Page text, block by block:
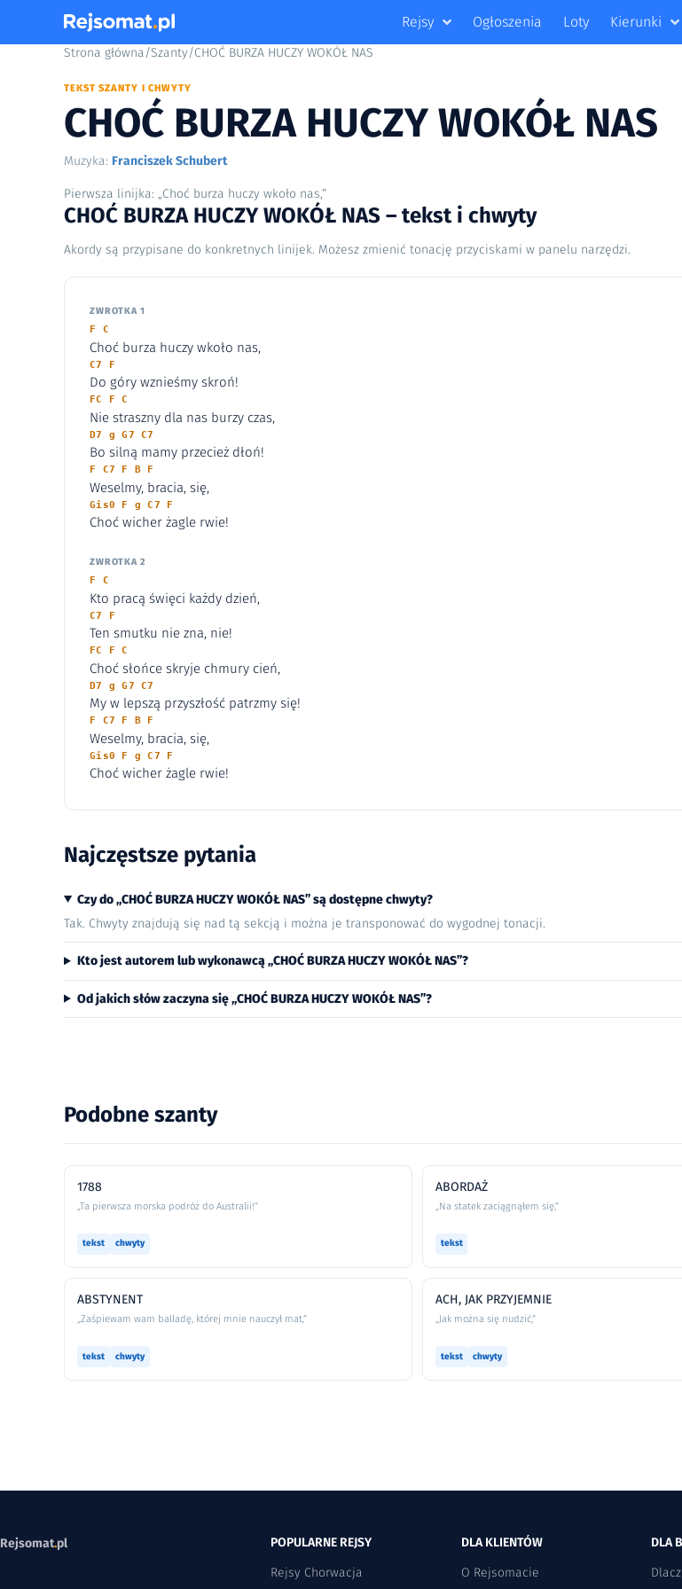
Rejsy Ogłoszenia Loty Kierunki
Strona główna/Szanty/CHOĆ BURZA HUCZY WOKÓŁ NAS
TEKST SZANTY I CHWYTY
CHOĆ BURZA HUCZY WOKÓŁ NAS
Muzyka: Franciszek Schubert
Pierwsza linijka: „Choć burza huczy wkoło nas,”
CHOĆ BURZA HUCZY WOKÓŁ NAS – tekst i chwyty
Akordy są przypisane do konkretnych linijek. Możesz zmienić tonację przyciskami w panelu narzędzi.
ZWROTKA 1
F C
Choć burza huczy wkoło nas,
C7 F
Do góry wznieśmy skroń!
FC F C
Nie straszny dla nas burzy czas,
D7 g G7 C7
Bo silną mamy przecież dłoń!
F C7 F B F
Weselmy, bracia, się,
Gis0 F g C7 F
Choć wicher żagle rwie!
ZWROTKA 2
F C
Kto pracą święci każdy dzień,
C7 F
Ten smutku nie zna, nie!
FC F C
Choć słońce skryje chmury cień,
D7 g G7 C7
My w lepszą przyszłość patrzmy się!
F C7 F B F
Weselmy, bracia, się,
Gis0 F g C7 F
Choć wicher żagle rwie!
Najczęstsze pytania
Czy do „CHOĆ BURZA HUCZY WOKÓŁ NAS” są dostępne chwyty?
Tak. Chwyty znajdują się nad tą sekcją i można je transponować do wygodnej tonacji.
Kto jest autorem lub wykonawcą „CHOĆ BURZA HUCZY WOKÓŁ NAS”?
Od jakich słów zaczyna się „CHOĆ BURZA HUCZY WOKÓŁ NAS”?
Podobne szanty
1788
„Ta pierwsza morska podróż do Australii!”
tekst chwyty
ABORDAŻ
„Na statek zaciągnąłem się,”
tekst
ABSTYNENT
„Zaśpiewam wam balladę, której mnie nauczył mat,”
tekst chwyty
ACH, JAK PRZYJEMNIE
„Jak można się nudzić,”
tekst chwyty
Rejsomat.pl
POPULARNE REJSY
Rejsy Chorwacja
DLA KLIENTÓW
O Rejsomacie
DLA